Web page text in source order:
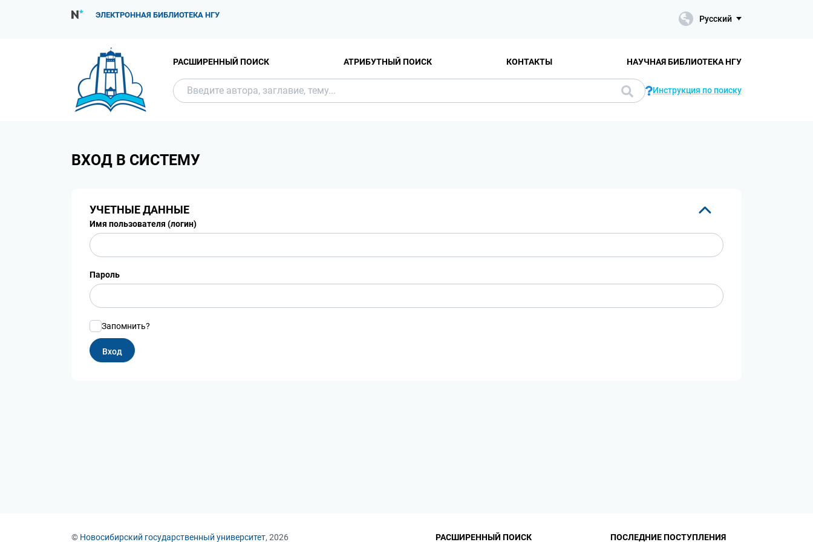
ЭЛЕКТРОННАЯ БИБЛИОТЕКА НГУ Русский
РАСШИРЕННЫЙ ПОИСК АТРИБУТНЫЙ ПОИСК КОНТАКТЫ НАУЧНАЯ БИБЛИОТЕКА НГУ
Инструкция по поиску
ВХОД В СИСТЕМУ
УЧЕТНЫЕ ДАННЫЕ
Имя пользователя (логин)
Пароль
Запомнить?
© Новосибирский государственный университет, 2026 РАСШИРЕННЫЙ ПОИСК ПОСЛЕДНИЕ ПОСТУПЛЕНИЯ